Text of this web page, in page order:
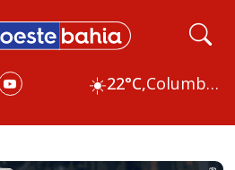
☀️22°C, Columbus